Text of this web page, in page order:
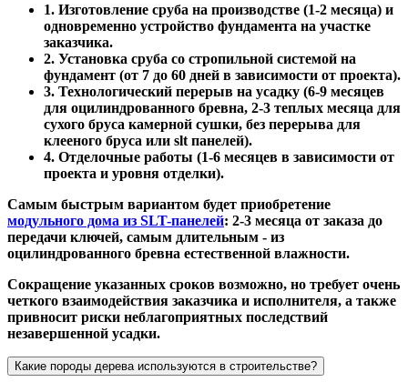
1. Изготовление сруба на производстве (1-2 месяца) и
одновременно устройство фундамента на участке
заказчика.
2. Установка сруба со стропильной системой на
фундамент (от 7 до 60 дней в зависимости от проекта).
3. Технологический перерыв на усадку (6-9 месяцев
для оцилиндрованного бревна, 2-3 теплых месяца для
сухого бруса камерной сушки, без перерыва для
клееного бруса или slt панелей).
4. Отделочные работы (1-6 месяцев в зависимости от
проекта и уровня отделки).
Самым быстрым вариантом будет приобретение
модульного дома из SLT-панелей: 2-3 месяца от заказа до
передачи ключей, самым длительным - из
оцилиндрованного бревна естественной влажности.
Сокращение указанных сроков возможно, но требует очень
четкого взаимодействия заказчика и исполнителя, а также
привносит риски неблагоприятных последствий
незавершенной усадки.
Какие породы дерева используются в строительстве?